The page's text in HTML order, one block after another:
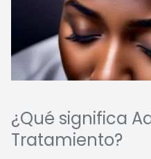
¿Qué significa
Tratamiento?